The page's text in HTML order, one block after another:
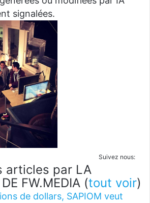
signalées.
Suivez nous:
articles par LA
FW.MEDIA (tout voir)
de dollars, SAPIOM veut